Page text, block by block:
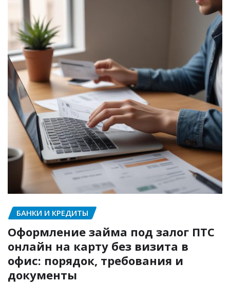
БАНКИ И КРЕДИТЫ
Оформление займа под залог ПТС
онлайн на карту без визита в
офис: порядок, требования и
документы